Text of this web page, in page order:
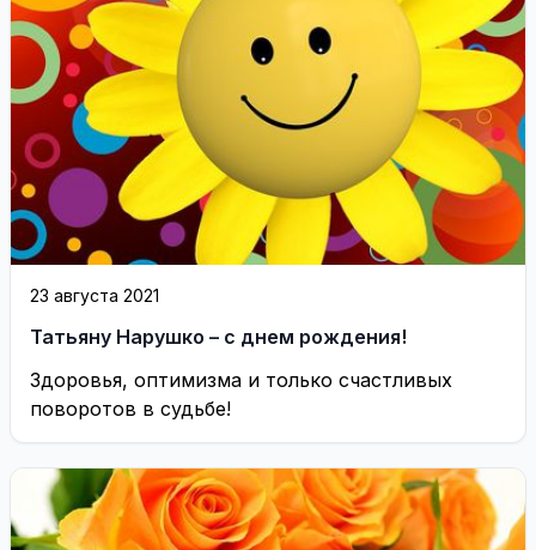
23 августа 2021
Татьяну Нарушко – с днем рождения!
Здоровья, оптимизма и только счастливых
поворотов в судьбе!